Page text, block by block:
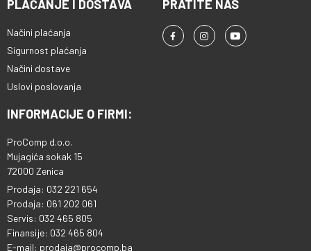
PLAĆANJE I DOSTAVA
Načini plaćanja
Sigurnost plaćanja
Načini dostave
Uslovi poslovanja
PRATITE NAS
INFORMACIJE O FIRMI:
ProComp d.o.o.
Mujagića sokak 15
72000 Zenica
Prodaja: 032 221 654
Prodaja: 061 202 061
Servis: 032 465 805
Finansije: 032 465 804
E-mail: prodaja@procomp.ba